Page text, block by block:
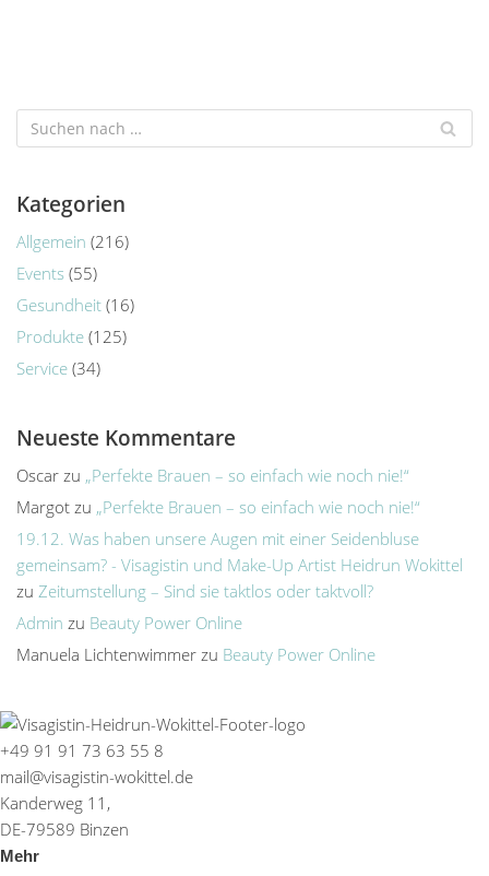
Kategorien
Allgemein (216)
Events (55)
Gesundheit (16)
Produkte (125)
Service (34)
Neueste Kommentare
Oscar zu „Perfekte Brauen – so einfach wie noch nie!“
Margot zu „Perfekte Brauen – so einfach wie noch nie!“
19.12. Was haben unsere Augen mit einer Seidenbluse
gemeinsam? - Visagistin und Make-Up Artist Heidrun Wokittel
zu Zeitumstellung – Sind sie taktlos oder taktvoll?
Admin zu Beauty Power Online
Manuela Lichtenwimmer zu Beauty Power Online
+49 91 91 73 63 55 8
mail@visagistin-wokittel.de
Kanderweg 11,
DE-79589 Binzen
Mehr